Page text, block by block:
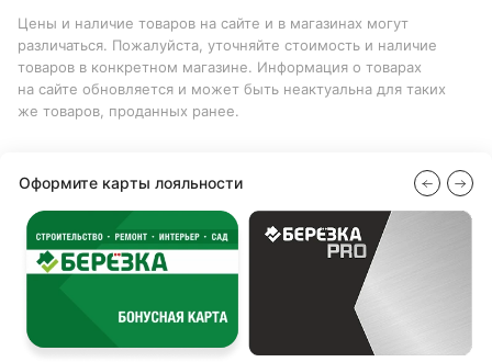
Цены и наличие товаров на сайте и в магазинах могут
различаться. Пожалуйста, уточняйте стоимость и наличие
товаров в конкретном магазине. Информация о товарах
на сайте обновляется и может быть неактуальна для таких
же товаров, проданных ранее.
Оформите карты лояльности